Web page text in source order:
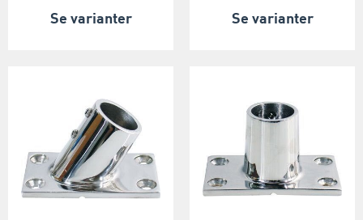
Se varianter Se varianter